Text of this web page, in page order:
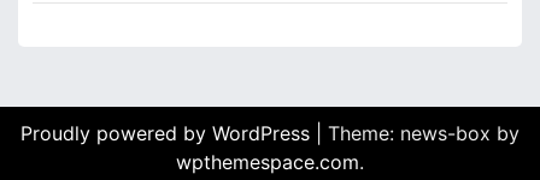
Proudly powered by WordPress
Theme: news-box by
wpthemespace.com.